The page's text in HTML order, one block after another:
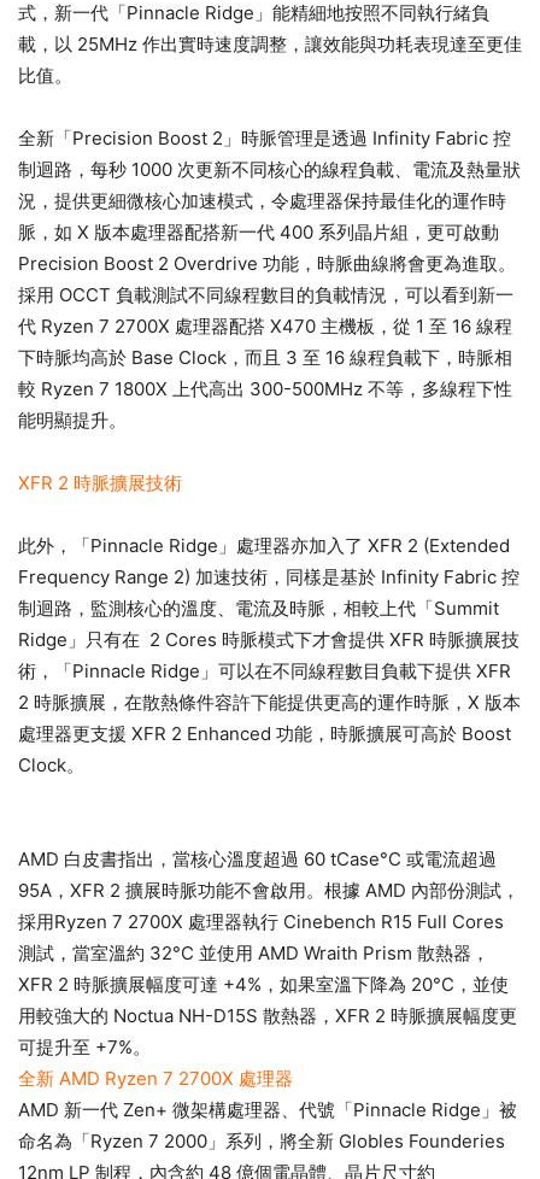
式，新一代「Pinnacle Ridge」能精細地按照不同執行緒負
載，以 25MHz 作出實時速度調整，讓效能與功耗表現達至更佳
比值。
全新「Precision Boost 2」時脈管理是透過 Infinity Fabric 控
制迴路，每秒 1000 次更新不同核心的線程負載、電流及熱量狀
況，提供更細微核心加速模式，令處理器保持最佳化的運作時
脈，如 X 版本處理器配搭新一代 400 系列晶片組，更可啟動
Precision Boost 2 Overdrive 功能，時脈曲線將會更為進取。
採用 OCCT 負載測試不同線程數目的負載情況，可以看到新一
代 Ryzen 7 2700X 處理器配搭 X470 主機板，從 1 至 16 線程
下時脈均高於 Base Clock，而且 3 至 16 線程負載下，時脈相
較 Ryzen 7 1800X 上代高出 300-500MHz 不等，多線程下性
能明顯提升。
XFR 2 時脈擴展技術
此外，「Pinnacle Ridge」處理器亦加入了 XFR 2 (Extended
Frequency Range 2) 加速技術，同樣是基於 Infinity Fabric 控
制迴路，監測核心的溫度、電流及時脈，相較上代「Summit
Ridge」只有在 2 Cores 時脈模式下才會提供 XFR 時脈擴展技
術，「Pinnacle Ridge」可以在不同線程數目負載下提供 XFR
2 時脈擴展，在散熱條件容許下能提供更高的運作時脈，X 版本
處理器更支援 XFR 2 Enhanced 功能，時脈擴展可高於 Boost
Clock。
AMD 白皮書指出，當核心溫度超過 60 tCase°C 或電流超過
95A，XFR 2 擴展時脈功能不會啟用。根據 AMD 內部份測試，
採用Ryzen 7 2700X 處理器執行 Cinebench R15 Full Cores
測試，當室溫約 32°C 並使用 AMD Wraith Prism 散熱器，
XFR 2 時脈擴展幅度可達 +4%，如果室溫下降為 20°C，並使
用較強大的 Noctua NH-D15S 散熱器，XFR 2 時脈擴展幅度更
可提升至 +7%。
全新 AMD Ryzen 7 2700X 處理器
AMD 新一代 Zen+ 微架構處理器、代號「Pinnacle Ridge」被
命名為「Ryzen 7 2000」系列，將全新 Globles Founderies
12nm LP 制程，內含約 48 億個電晶體、晶片尺寸約